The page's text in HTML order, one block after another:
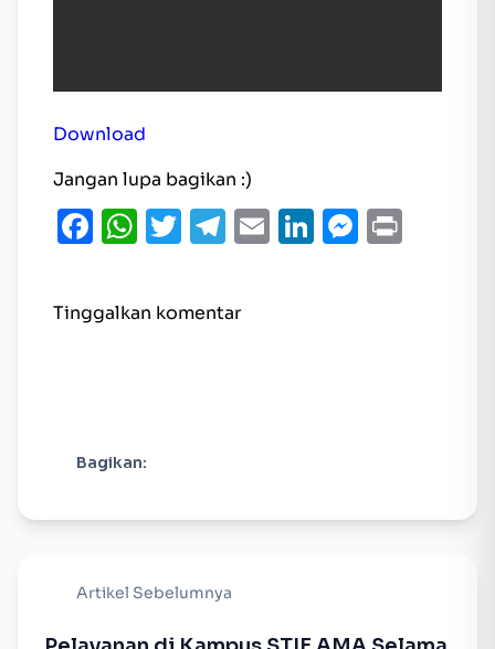
Download
Jangan lupa bagikan :)
Facebook
WhatsApp
Twitter
Telegram
EmailLinkedIn
Tinggalkan komentar
Bagikan:
Artikel Sebelumnya